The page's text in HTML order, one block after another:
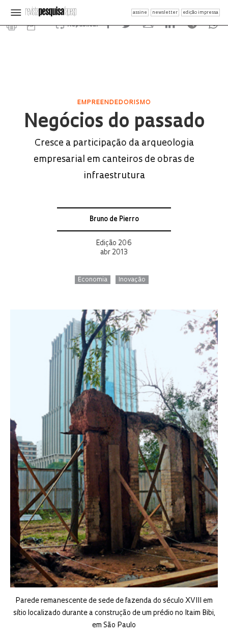
assine newsletter edição impressa
Republicar
EMPREENDEDORISMO
Negócios do passado
Cresce a participação da arqueologia
empresarial em canteiros de obras de
infraestrutura
Bruno de Pierro
Edição 206
abr 2013
Economia Inovação
Parede remanescente de sede de fazenda do século XVIII em
sítio localizado durante a construção de um prédio no Itaim Bibi,
em São Paulo